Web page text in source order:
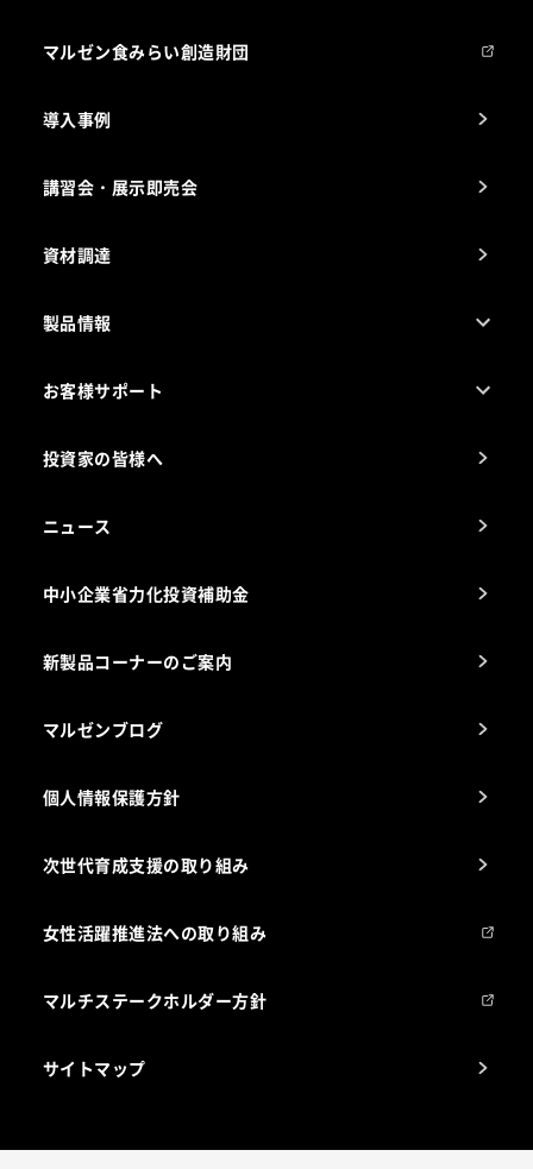
会社組織
製品の開発
事業所一覧
マルゼン食みらい創造財団
導入事例
講習会・展示即売会
資材調達
製品情報
電気・ガス別厨房機器
お客様サポート
アフターサービスお問合せ先
海外出店をご検討のお客様へ
投資家の皆様へ
ニュース
中小企業省力化投資補助金
新製品コーナーのご案内
マルゼンブログ
個人情報保護方針
次世代育成支援の取り組み
女性活躍推進法への取り組み
マルチステークホルダー方針
サイトマップ